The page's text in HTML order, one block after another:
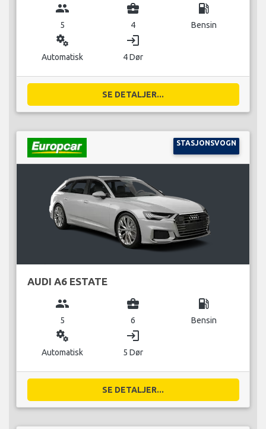
group
5
business_center
4
local_gas_station
Bensin
miscellaneous_services
Automatisk
login
4 Dør
SE DETALJER...
STASJONSVOGN
AUDI A6 ESTATE
group
5
business_center
6
local_gas_station
Bensin
miscellaneous_services
Automatisk
login
5 Dør
SE DETALJER...